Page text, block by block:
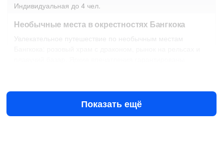
Индивидуальная до 4 чел.
Необычные места в окрестностях Бангкока
Увлекательное путешествие по необычным местам
$450за всё до 4 чел.
Показать ещё